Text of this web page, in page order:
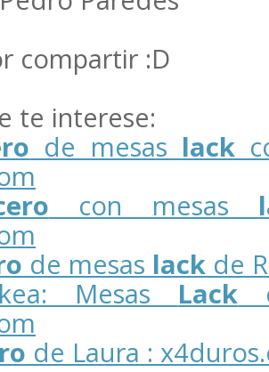
compartir :D
te interese:
de mesas lack
con mesas
de mesas lack de
Mesas Lack
de Laura :